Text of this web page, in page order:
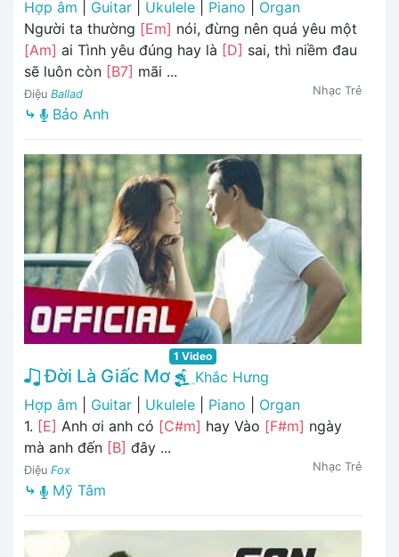
Hợp âm Guitar Ukulele Piano
Organ
Người ta thường [Em] nói, đừng nên quá yêu một
[Am] ai Tình yêu đúng hay là [D] sai, thì niềm đau
sẽ luôn còn [B7] mãi ...
Điệu Ballad Nhạc Trẻ
⤷ Bảo Anh
1 Video
Đời Là Giấc Mơ
Khắc Hưng
Hợp âm
Guitar Ukulele Piano
Organ
1. [E] Anh ơi anh có [C#m] hay Vào [F#m] ngày
mà anh đến [B] đây ...
Điệu Fox Nhạc Trẻ
⤷ Mỹ Tâm